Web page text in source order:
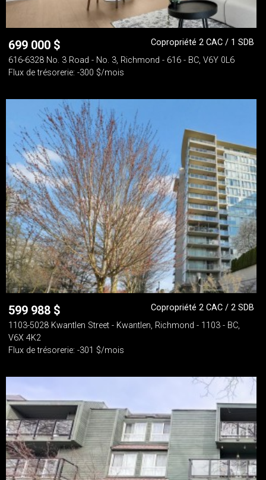
699 000 $
Copropriété 2 CAC / 1 SDB
616-6328 No. 3 Road - No. 3, Richmond - 616 - BC, V6Y 0L6
Flux de trésorerie: -300 $/mois
599 988 $
Copropriété 2 CAC / 2 SDB
1103-5028 Kwantlen Street - Kwantlen, Richmond - 1103 - BC,
V6X 4K2
Flux de trésorerie: -301 $/mois